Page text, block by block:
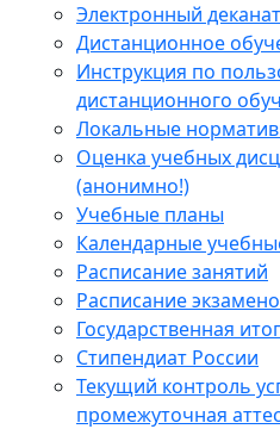
Электронный деканат
Дистанционное
Инструкция по
дистанционного
Локальные
Оценка учебных
(анонимно!)
Учебные планы
Календарные
Расписание занятий
Расписание
Государственная
Стипендиат России
Текущий контроль
промежуточная